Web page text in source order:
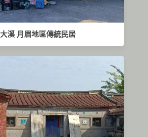
大溪 月眉地區傳統民居